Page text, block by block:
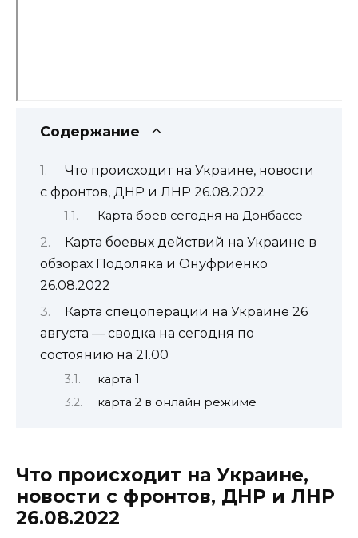
Содержание
Что происходит на Украине, новости
с фронтов, ДНР и ЛНР 26.08.2022
Карта боев сегодня на Донбассе
Карта боевых действий на Украине в
обзорах Подоляка и Онуфриенко
26.08.2022
Карта спецоперации на Украине 26
августа — сводка на сегодня по
состоянию на 21.00
карта 1
карта 2 в онлайн режиме
Что происходит на Украине,
новости с фронтов, ДНР и ЛНР
26.08.2022